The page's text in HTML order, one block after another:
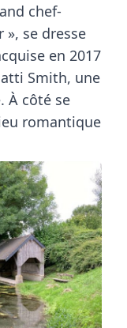
chef-
», se dresse
en 2017
Smith, une
À côté se
romantique